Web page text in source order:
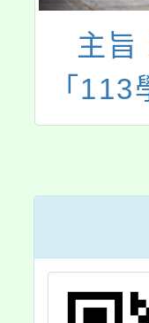
主旨
「
國學生
推廣
畫─
營與管
一案